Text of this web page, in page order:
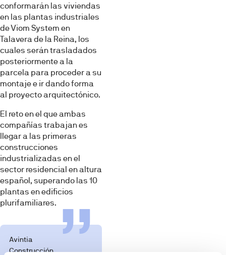
conformarán las viviendas
en las plantas industriales
de Viom System en
Talavera de la Reina, los
cuales serán trasladados
posteriormente a la
parcela para proceder a su
montaje e ir dando forma
al proyecto arquitectónico.
El reto en el que ambas
compañías trabajan es
llegar a las primeras
construcciones
industrializadas en el
sector residencial en altura
español, superando las 10
plantas en edificios
plurifamiliares.
Avintia
Construcción